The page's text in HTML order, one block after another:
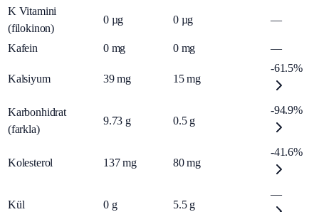
K Vitamini
(filokinon)
0 µg 0 µg —
Kafein 0 mg 0 mg —
Kalsiyum 39 mg 15 mg
-61.5%
Karbonhidrat
(farkla)
9.73 g 0.5 g
-94.9%
Kolesterol 137 mg 80 mg
-41.6%
Kül 0 g 5.5 g
—